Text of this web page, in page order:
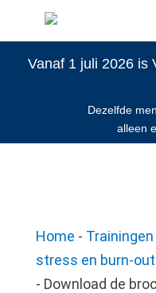
Vanaf 1 juli 2026 is
Dezelfde
alleen
Home - Trainingen
stress en burn-
- Download de